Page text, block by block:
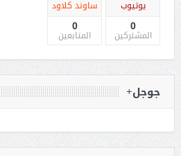
يوتيوب
0
المشتركين
ساوند كلاود
0
المتابعين
جوجل+